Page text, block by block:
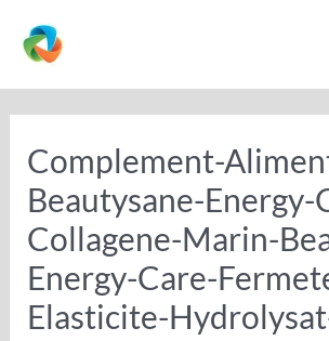
contenu
Complement-
Beautysane-Energy-
Collagene-Marin-
Energy-Care-
Elasticite-
articles